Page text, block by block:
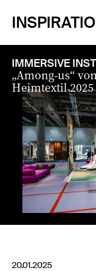
IMMERSIVE
„Among-us“
Heimtextil 2025
20.01.2025